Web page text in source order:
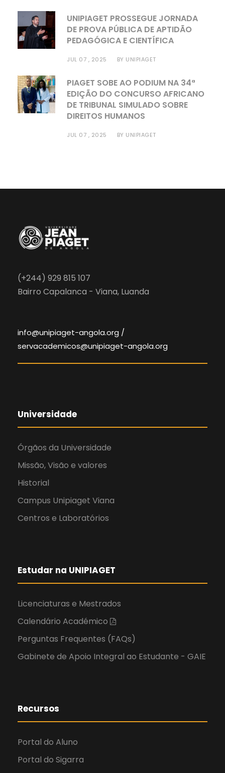
UNIPIAGET PROSSEGUE JORNADA
DE PROVA PÚBLICA DE APTIDÃO
PEDAGÓGICA E CIENTÍFICA
JUL 07 , 2025 BY UNIPIAGET
PIAGET SOBE AO PODIUM NA 34ª
EDIÇÃO DO CONCURSO AFRICANO
DE TRIBUNAL SIMULADO SOBRE
DIREITOS HUMANOS
JUL 07 , 2025 BY UNIPIAGET
(+244) 929 815 107
Bairro Capalanca - Viana, Luanda
info@unipiaget-angola.org /
servacademicos@unipiaget-angola.org
Universidade
Órgãos da Universidade
Missão, Visão e valores
Historial
Campus Unipiaget Viana
Centros e Laboratórios
Estudar na UNIPIAGET
Licenciaturas e Mestrados
Calendário Académico
Perguntas Frequentes (FAQs)
Gabinete de Apoio Integral ao Estudante - GAIE
Recursos
Portal do Aluno
Portal do Sigarra